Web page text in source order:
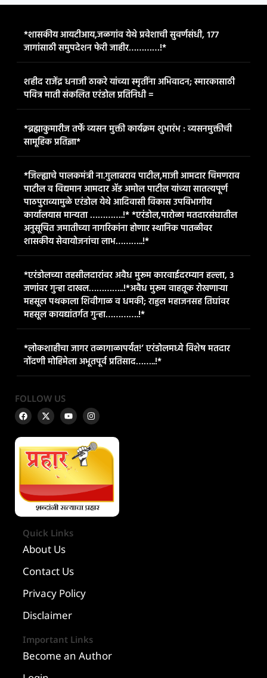
*शासकीय आयटीआय,जळगांव येथे प्रवेशाची सुवर्णसंधी, १७७
जागांसाठी समुपदेशन फेरी जाहीर…………!*
शहीद राजेंद्र धनाजी ठाकरे यांच्या स्मृतींना अभिवादन; स्मारकासाठी
पवित्र माती संकलित एरंडोल प्रतिनिधी =
*ब्रह्माकुमारीज तर्फे व्यसन मुक्ती कार्यक्रम शुभारंभ : व्यसनमुक्तीची
सामूहिक प्रतिज्ञा*
*जिल्ह्याचे पालकमंत्री ना.गुलाबराव पाटील,माजी आमदार चिमणराव
पाटील व विद्यमान आमदार ॲड अमोल पाटील यांच्या सातत्यपूर्ण
पाठपुराव्यामुळे एरंडोल येथे आदिवासी विकास उपविभागीय
कार्यालयास मान्यता ………….!* *एरंडोल,पारोळा मतदारसंघातील
अनुसूचित जमातीच्या नागरिकांना होणार स्थानिक पातळीवर
शासकीय सेवायोजनांचा लाभ………..!*
*एरंडोलच्या तहसीलदारांवर अवैध मुरूम कारवाईदरम्यान हल्ला, ३
जणांवर गुन्हा दाखल…………..!*​अवैध मुरूम वाहतूक रोखणाऱ्या
महसूल पथकाला शिवीगाळ व धमकी; राहुल महाजनसह तिघांवर
महसूल कायद्यांतर्गत गुन्हा………….!*
*लोकशाहीचा जागर तळागाळापर्यंत!’ एरंडोलमध्ये विशेष मतदार
नोंदणी मोहिमेला अभूतपूर्व प्रतिसाद……..!*
FOLLOW US
Quick Links
About Us
Contact Us
Privacy Policy
Disclaimer
Important Links
Become an Author